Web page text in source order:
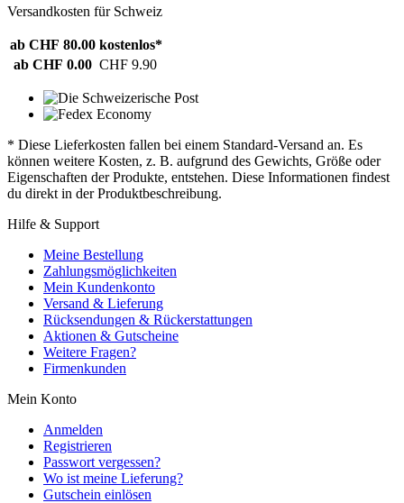
Versandkosten für Schweiz
ab CHF 80.00 kostenlos*
ab CHF 0.00 CHF 9.90
* Diese Lieferkosten fallen bei einem Standard-Versand an. Es
können weitere Kosten, z. B. aufgrund des Gewichts, Größe oder
Eigenschaften der Produkte, entstehen. Diese Informationen findest
du direkt in der Produktbeschreibung.
Hilfe & Support
Meine Bestellung
Zahlungsmöglichkeiten
Mein Kundenkonto
Versand & Lieferung
Rücksendungen & Rückerstattungen
Aktionen & Gutscheine
Weitere Fragen?
Firmenkunden
Mein Konto
Anmelden
Registrieren
Passwort vergessen?
Wo ist meine Lieferung?
Gutschein einlösen